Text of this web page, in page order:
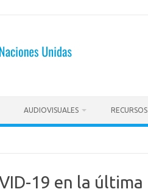
AUDIOVISUALES RECURSOS
19 en la última